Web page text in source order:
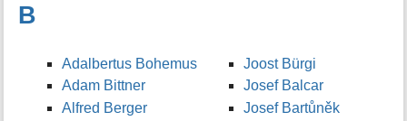
B
Adalbertus Bohemus
Adam Bittner
Alfred Berger
Joost Bürgi
Josef Balcar
Josef Bartůněk